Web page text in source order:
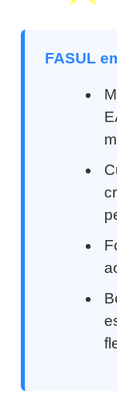
FASUL